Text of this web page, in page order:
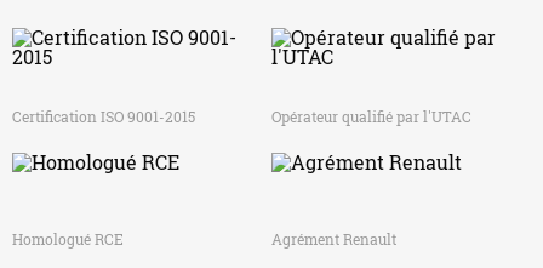
Certification ISO 9001-2015 Opérateur qualifié par l'UTAC
Homologué RCE Agrément Renault